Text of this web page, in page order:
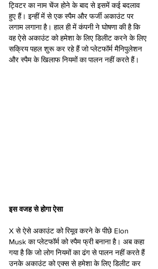
ट्विटर का नाम चेंज होने के बाद से इसमें कई बदलाव
हुए हैं। इन्हीं में से एक स्पैम और फर्जी अकाउंट पर
लगाम लगाना है। हाल ही में कंपनी ने घोषणा की है कि
वह ऐसे अकाउंट को हमेशा के लिए डिलीट करने के लिए
सक्रिय पहल शुरू कर रहे हैं जो प्लेटफॉर्म मैनिपुलेशन
और स्पैम के खिलाफ नियमों का पालन नहीं करते हैं।
इस वजह से होगा ऐसा
X से ऐसे अकाउंट को रिमूव करने के पीछे Elon
Musk का प्लेटफॉर्म को स्पैम फ्री बनाना है। अब कहा
गया है कि जो लोग नियमों का ढंग से पालन नहीं करते हैं
उनके अकाउंट को एक्स से हमेशा के लिए डिलीट कर